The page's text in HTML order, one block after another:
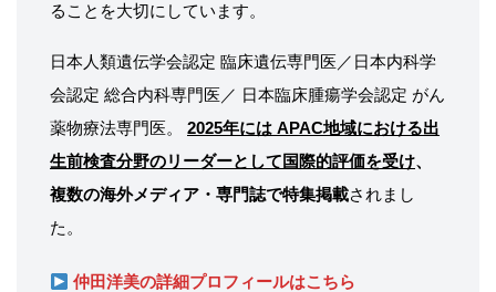
ることを大切にしています。
日本人類遺伝学会認定 臨床遺伝専門医／日本内科学
会認定 総合内科専門医／ 日本臨床腫瘍学会認定 がん
薬物療法専門医。 2025年には APAC地域における出
生前検査分野のリーダーとして国際的評価を受け、
複数の海外メディア・専門誌で特集掲載されまし
た。
仲田洋美の詳細プロフィールはこちら